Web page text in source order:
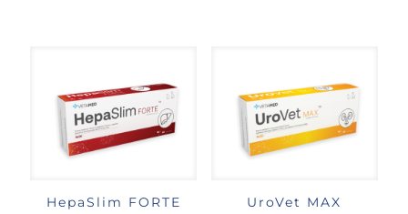
HepaSlim FORTE UroVet MAX